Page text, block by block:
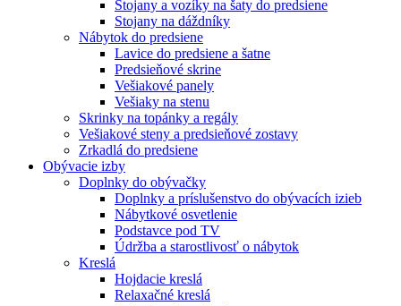
Stojany a vozíky na šaty do predsiene
Stojany na dáždníky
Nábytok do predsiene
Lavice do predsiene a šatne
Predsieňové skrine
Vešiakové panely
Vešiaky na stenu
Skrinky na topánky a regály
Vešiakové steny a predsieňové zostavy
Zrkadlá do predsiene
Obývacie izby
Doplnky do obývačky
Doplnky a príslušenstvo do obývacích izieb
Nábytkové osvetlenie
Podstavce pod TV
Údržba a starostlivosť o nábytok
Kreslá
Hojdacie kreslá
Relaxačné kreslá